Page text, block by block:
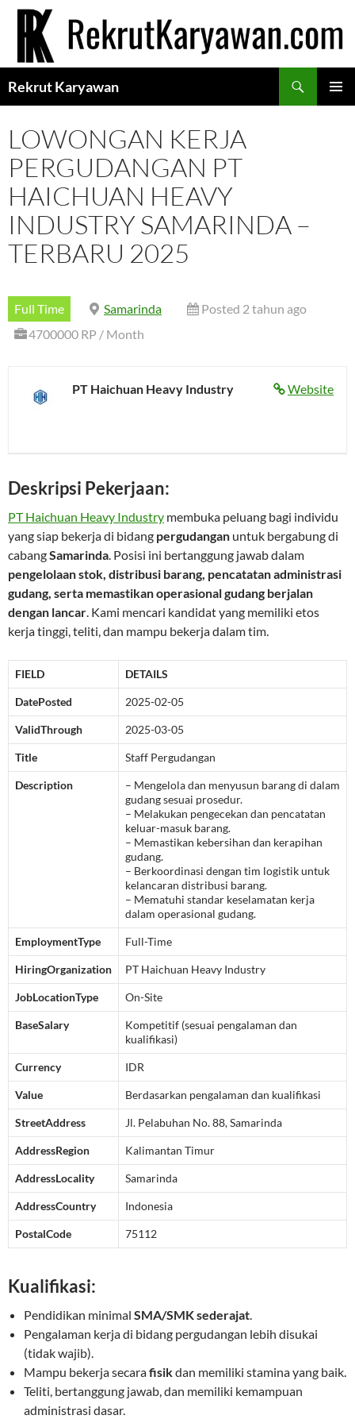
Langsung
Rekrut Karyawan
LOWONGAN KERJA
PERGUDANGAN PT
HAICHUAN HEAVY
INDUSTRY SAMARINDA –
TERBARU 2025
Full Time Samarinda
Posted 2 tahun ago
4700000 RP / Month
Website
PT Haichuan Heavy Industry
Deskripsi Pekerjaan:
PT Haichuan Heavy Industry membuka peluang bagi individu
yang siap bekerja di bidang pergudangan untuk bergabung di
cabangSamarinda. Posisi ini bertanggung jawab dalam
pengelolaan stok, distribusi barang, pencatatan administrasi
gudang, serta memastikan operasional gudang berjalan
dengan lancar. Kami mencari kandidat yang memiliki etos
kerja tinggi, teliti, dan mampu bekerja dalam tim.
FIELD DETAILS
DatePosted 2025-02-05
ValidThrough 2025-03-05
Title Staff Pergudangan
Description
– Mengelola dan menyusun barang di dalam
gudang sesuai prosedur.
– Melakukan pengecekan dan pencatatan
keluar-masuk barang.
– Memastikan kebersihan dan kerapihan
gudang.
– Berkoordinasi dengan tim logistik untuk
kelancaran distribusi barang.
– Mematuhi standar keselamatan kerja
dalam operasional gudang.
EmploymentType Full-Time
HiringOrganization PT Haichuan Heavy Industry
JobLocationType On-Site
BaseSalary
Kompetitif (sesuai pengalaman dan
kualifikasi)
Currency IDR
Value Berdasarkan pengalaman dan kualifikasi
StreetAddress Jl. Pelabuhan No. 88, Samarinda
AddressRegion Kalimantan Timur
AddressLocality Samarinda
AddressCountry Indonesia
PostalCode 75112
Kualifikasi:
Pendidikan minimal SMA/SMK sederajat.
Pengalaman kerja di bidang pergudangan lebih disukai
(tidak wajib).
Mampu bekerja secarafisikdan memiliki stamina yang baik.
Teliti, bertanggung jawab, dan memiliki kemampuan
administrasi dasar.